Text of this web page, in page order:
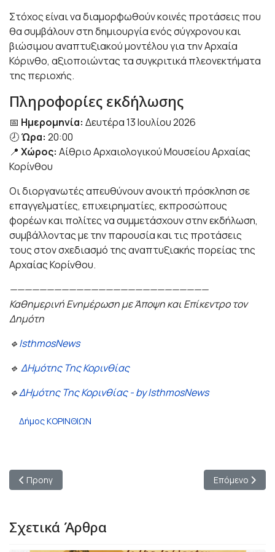
Στόχος είναι να διαμορφωθούν κοινές προτάσεις που
θα συμβάλουν στη δημιουργία ενός σύγχρονου και
βιώσιμου αναπτυξιακού μοντέλου για την Αρχαία
Κόρινθο, αξιοποιώντας τα συγκριτικά πλεονεκτήματα
της περιοχής.
Πληροφορίες εκδήλωσης
📅 Ημερομηνία: Δευτέρα 13 Ιουλίου 2026
🕗Ώρα: 20:00
📍 Χώρος: Αίθριο Αρχαιολογικού Μουσείου Αρχαίας
Κορίνθου
Οι διοργανωτές απευθύνουν ανοικτή πρόσκληση σε
επαγγελματίες, επιχειρηματίες, εκπροσώπους
φορέων και πολίτες να συμμετάσχουν στην εκδήλωση,
συμβάλλοντας με την παρουσία και τις προτάσεις
τους στον σχεδιασμό της αναπτυξιακής πορείας της
Αρχαίας Κορίνθου.
———————————————————————————
Καθημερινή Ενημέρωση με Άποψη και Επίκεντρο τον
Δημότη
🔹IsthmosNews
🔹 ΔΗμότης Της Κορινθίας
🔹ΔΗμότης Της Κορινθίας - by IsthmosNews
Δήμος ΚΟΡΙΝΘΙΩΝ
Προηγούμενο άρθρο: Η Κόρινθος ξαναβρίσκει χώρους
Προηγ Επόμενο
Επόμενο
Σχετικά Άρθρα